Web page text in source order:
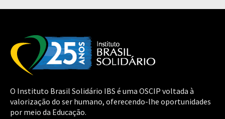
O Instituto Brasil Solidário IBS é uma OSCIP voltada à
valorização do ser humano, oferecendo-lhe oportunidades
por meio da Educação.